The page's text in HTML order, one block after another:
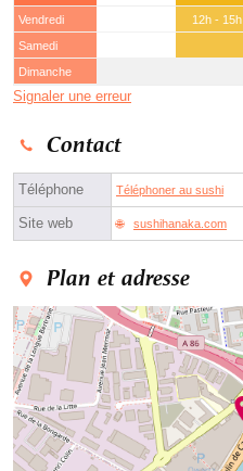
Vendredi
12h - 15h
Samedi
Dimanche
Signaler une erreur
Contact
Téléphone Téléphoner au sushi
Site web sushihanaka.com
Plan et adresse